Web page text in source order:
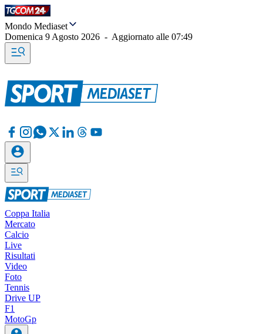
Mondo Mediaset
Domenica 9 Agosto 2026 - Aggiornato alle 07:49
Coppa Italia
Mercato
Calcio
Live
Risultati
Video
Foto
Tennis
Drive UP
F1
MotoGp